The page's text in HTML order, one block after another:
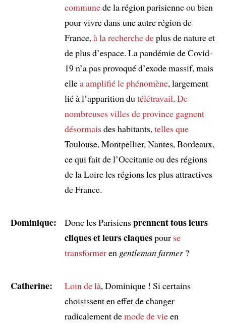
communede la région parisienne ou bien
pour vivre dans une autre région de
France, à la recherche deplus de nature et
de plus d’espace. La pandémie de Covid-
19 n’a pas provoqué d’exode massif, mais
ellea amplifié le phénomène, largement
lié à l’apparition du télétravail. De
nombreuses villes de province gagnent
désormaisdes habitants, telles que
Toulouse, Montpellier, Nantes, Bordeaux,
ce qui fait de l’Occitanie ou des régions
de la Loire les régions les plus attractives
de France.
Dominique: Donc les Parisiensprennent tous leurs
cliques et leurs claquespour se
transformeren gentleman farmer?
Catherine: Loin de là, Dominique ! Si certains
choisissent en effet de changer
radicalement demode de vieen